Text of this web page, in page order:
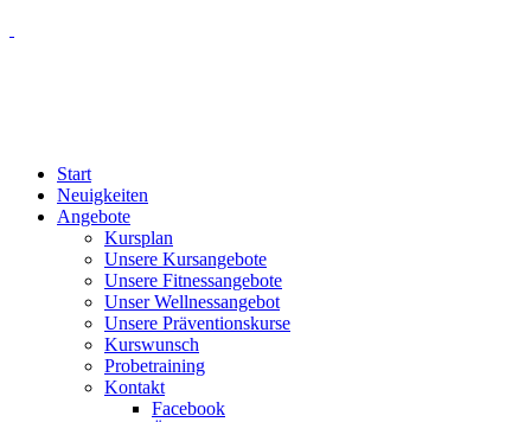
Start
Neuigkeiten
Angebote
Kursplan
Unsere Kursangebote
Unsere Fitnessangebote
Unser Wellnessangebot
Unsere Präventionskurse
Kurswunsch
Probetraining
Kontakt
Facebook